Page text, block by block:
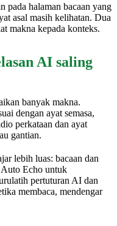
pada halaman bacaan yang
asal masih kelihatan. Dua
makna kepada konteks.
AI saling
banyak makna.
dengan ayat semasa,
perkataan dan ayat
gantian.
lebih luas: bacaan dan
Auto Echo untuk
pertuturan AI dan
membaca, mendengar